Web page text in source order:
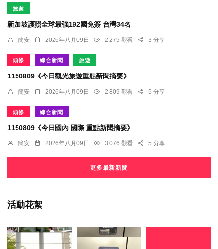
旅遊
新加坡護照全球最強192國免簽 台灣34名
簡安 2026年八月09日 2,279 觀看 3 分享
頭條 綜合新聞 旅遊
1150809《今日觀光旅遊重點新聞摘要》
簡安 2026年八月09日 2,809 觀看 5 分享
頭條 綜合新聞
1150809《今日國內 國際 重點新聞摘要》
簡安 2026年八月09日 3,076 觀看 5 分享
更多最新新聞
活動花絮